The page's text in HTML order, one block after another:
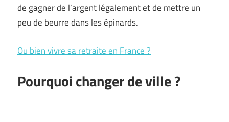
de gagner de l’argent légalement et de mettre un
peu de beurre dans les épinards.
Ou bien vivre sa retraite en France ?
Pourquoi changer de ville ?